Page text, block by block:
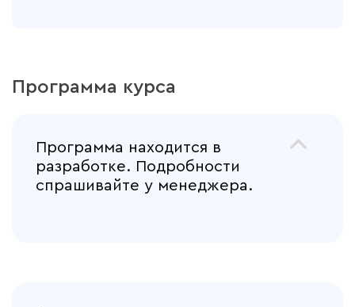
Программа курса
Программа находится в
разработке. Подробности
спрашивайте у менеджера.